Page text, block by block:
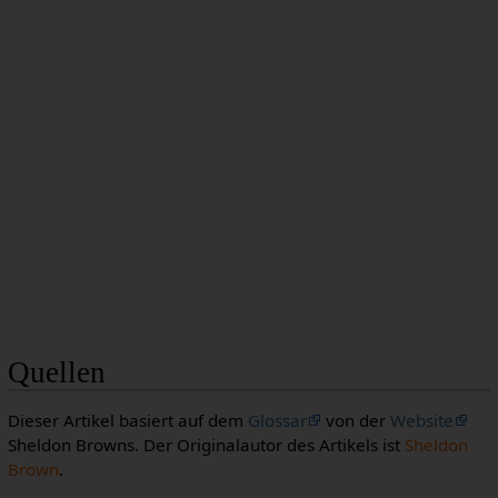
Quellen
Dieser Artikel basiert auf dem Glossar von der Website
Sheldon Browns. Der Originalautor des Artikels ist Sheldon
Brown.